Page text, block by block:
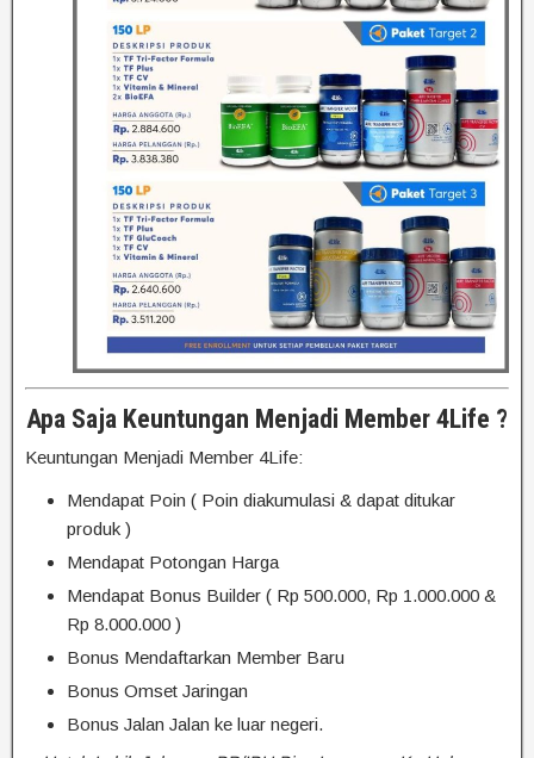
Apa Saja Keuntungan Menjadi Member 4Life ?
Keuntungan Menjadi Member 4Life:
Mendapat Poin ( Poin diakumulasi & dapat ditukar
produk )
Mendapat Potongan Harga
Mendapat Bonus Builder ( Rp 500.000, Rp 1.000.000 &
Rp 8.000.000 )
Bonus Mendaftarkan Member Baru
Bonus Omset Jaringan
Bonus Jalan Jalan ke luar negeri.